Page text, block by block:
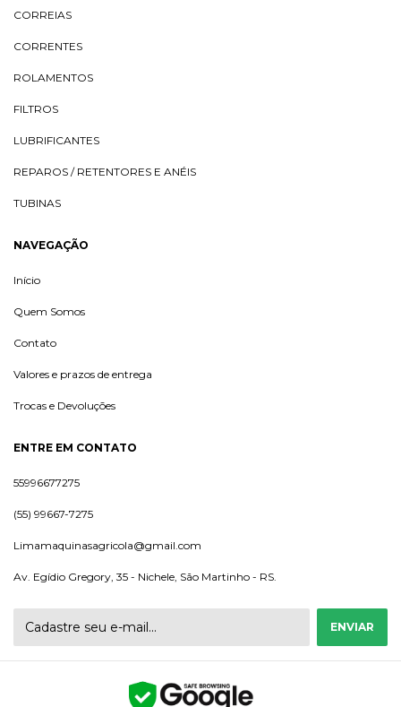
CORREIAS
CORRENTES
ROLAMENTOS
FILTROS
LUBRIFICANTES
REPAROS / RETENTORES E ANÉIS
TUBINAS
NAVEGAÇÃO
Início
Quem Somos
Contato
Valores e prazos de entrega
Trocas e Devoluções
ENTRE EM CONTATO
55996677275
(55) 99667-7275
Limamaquinasagricola@gmail.com
Av. Egídio Gregory, 35 - Nichele, São Martinho - RS.